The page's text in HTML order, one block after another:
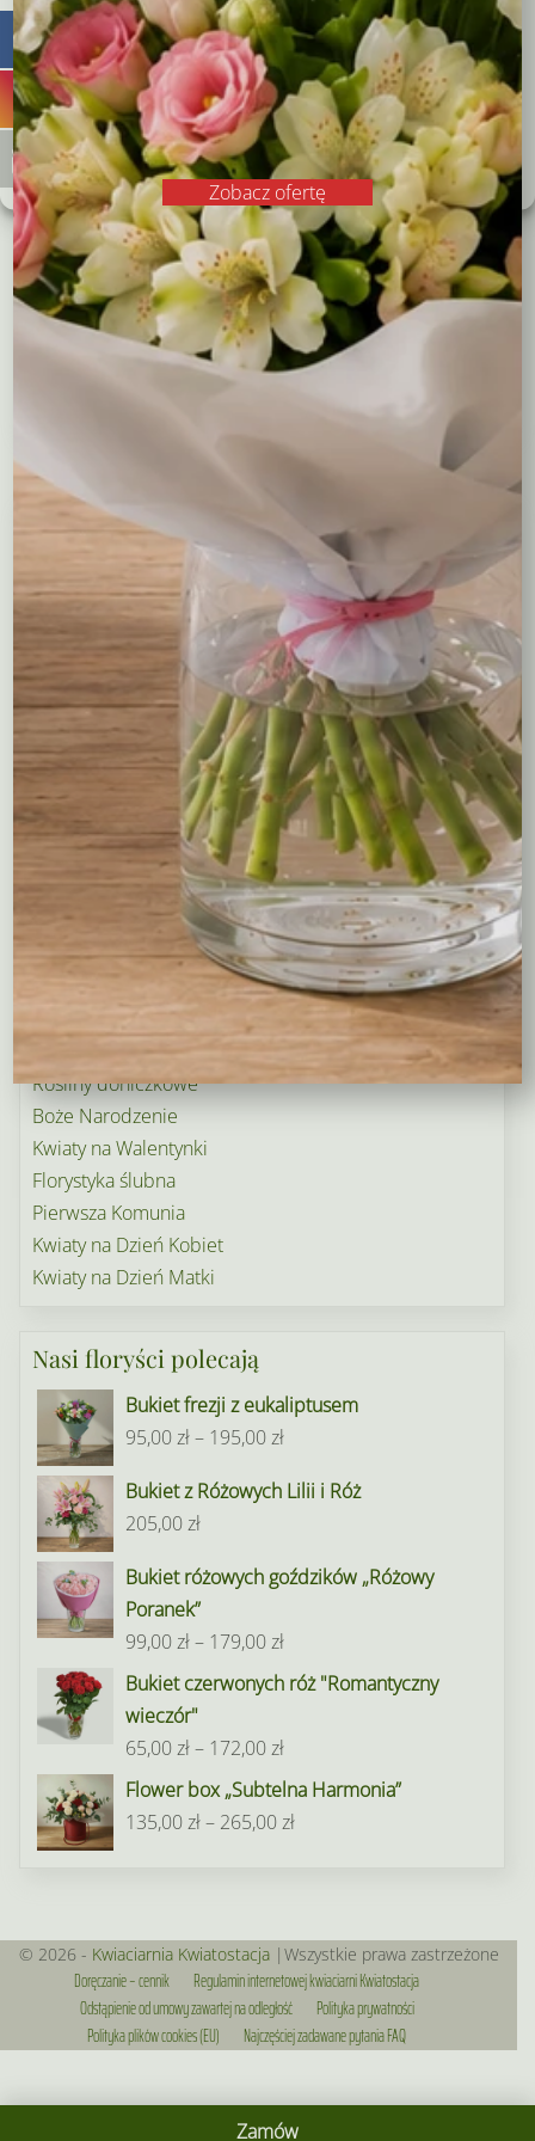
Zgadzam się
Odrzucam
Zobacz preferencje
Polityka plików cookiesPolityka prywatności
Zamów
Wiązanka z anturium i
gerber
195,00zł
Wybierz opcje
Wieniec pogrzebowy z
kalli i róż
560,00zł
Kompozycje
Bukiety okolicznościowe
Róże
Kreatory bukietów
Flower boxy – kwiaty w pudełkach
Maskotki
Kosze kwiatowe
Balony
Tulipany
Kosze upominkowe
Wianki na wieczory panieńskie i nie tylko…
Wielkanoc
Wieńce i wiązanki pogrzebowe
Dekoracje na groby
Torty kwiatowe
Ogródek i balkon
Narodziny dziecka
Rośliny doniczkowe
Boże Narodzenie
Kwiaty na Walentynki
Florystyka ślubna
Pierwsza Komunia
Kwiaty na Dzień Kobiet
Kwiaty na Dzień Matki
Nasi floryści polecają
Bukiet frezji z eukaliptusem
95,00zł– 195,00złZakres
od
do
Bukiet z Różowych Lilii i Róż
205,00zł
Bukiet różowych goździków „Różowy
Poranek”
99,00zł– 179,00złZakres
cen:
179,00 zł
Bukiet czerwonych róż "Romantyczny
wieczór"
65,00zł– 172,00złZakres
cen:
od
Flower box „Subtelna Harmonia”
135,00zł– 265,00złZakres
do
265,00 zł
© 2026 - Kwiaciarnia Kwiatostacja|Wszystkie prawa zastrzeżone
Doręczanie – cennik
Regulamin internetowej kwiaciarni Kwiatostacja
Odstąpienie od umowy zawartej na odległość
Polityka prywatności
Polityka plików cookies (EU)
Najczęściej zadawane pytania FAQ
Zobacz ofertę